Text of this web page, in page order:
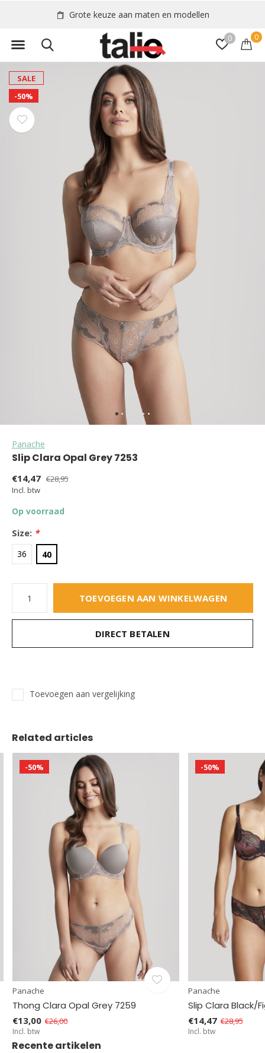
0 0
Grote keuze aan maten en modellen
SALE
-50%
Panache
Slip Clara Opal Grey 7253
€14,47 €28,95
Incl. btw
Op voorraad
Size: *
36 40
TOEVOEGEN AAN WINKELWAGEN
DIRECT BETALEN
Toevoegen aan vergelijking
Related articles
-50%
Panache
Thong Clara Opal Grey 7259
€13,00 €26,00
Incl. btw
-50%
Panache
Slip Clara Black/
€14,47 €28,95
Incl. btw
Recente artikelen